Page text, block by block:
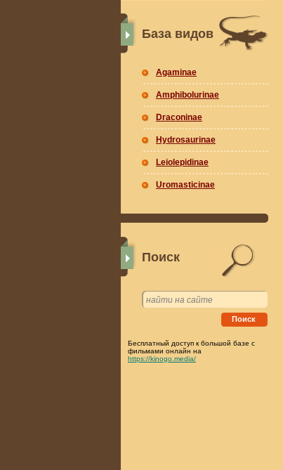
База видов
Agaminae
Amphibolurinae
Draconinae
Hydrosaurinae
Leiolepidinae
Uromasticinae
Поиск
Поиск
Бесплатный доступ к большой базе с
фильмами онлайн на
https://kinogo.media/